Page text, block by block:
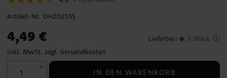
Artikel-Nr. DH202555
Preis: 4,49 €
4,49 €
inkl. MwSt. zzgl. Versandkosten
Lieferbar: 3 Stück
IN DEN WARENKORB